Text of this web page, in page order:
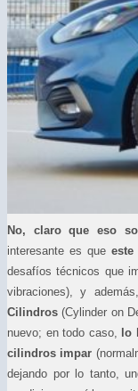
No, claro que eso
interesante es que
desafíos técnicos que
vibraciones), y
Cilindros(Cylinder on
nuevo; en todo caso,
lo
cilindros impar
dejando por lo tanto,